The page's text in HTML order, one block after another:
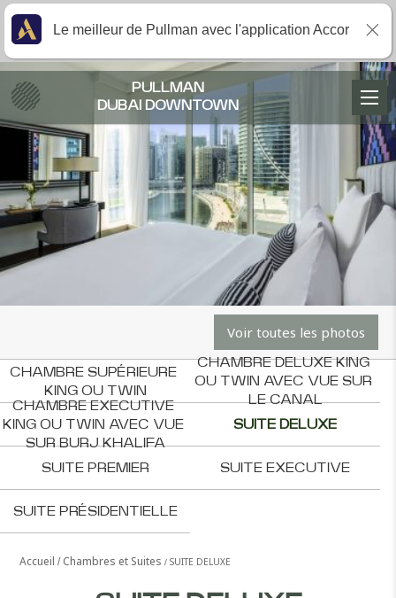
Voir toutes les photos
CHAMBRE SUPÉRIEURE
KING OU TWIN
CHAMBRE DELUXE KING
OU TWIN AVEC VUE SUR
LE CANAL
CHAMBRE EXECUTIVE
KING OU TWIN AVEC VUE
SUR BURJ KHALIFA
SUITE DELUXE
SUITE PREMIER SUITE EXECUTIVE
SUITE PRÉSIDENTIELLE
Accueil Chambres et Suites SUITE DELUXE
PULLMAN
DUBAI DOWNTOWN
Le meilleur de Pullman avec l'application Accor